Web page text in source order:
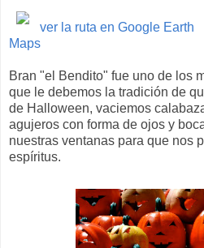
ver la ruta en Google Earth
Maps
Bran "el Bendito" fue uno de los
que le debemos la tradición de
de Halloween, vaciemos
agujeros con forma de ojos y
nuestras ventanas para que nos
espíritus.